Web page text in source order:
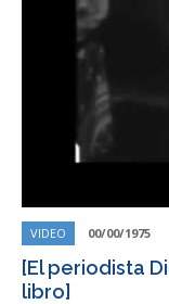
VIDEO 00/00/1975
[El periodista
libro]